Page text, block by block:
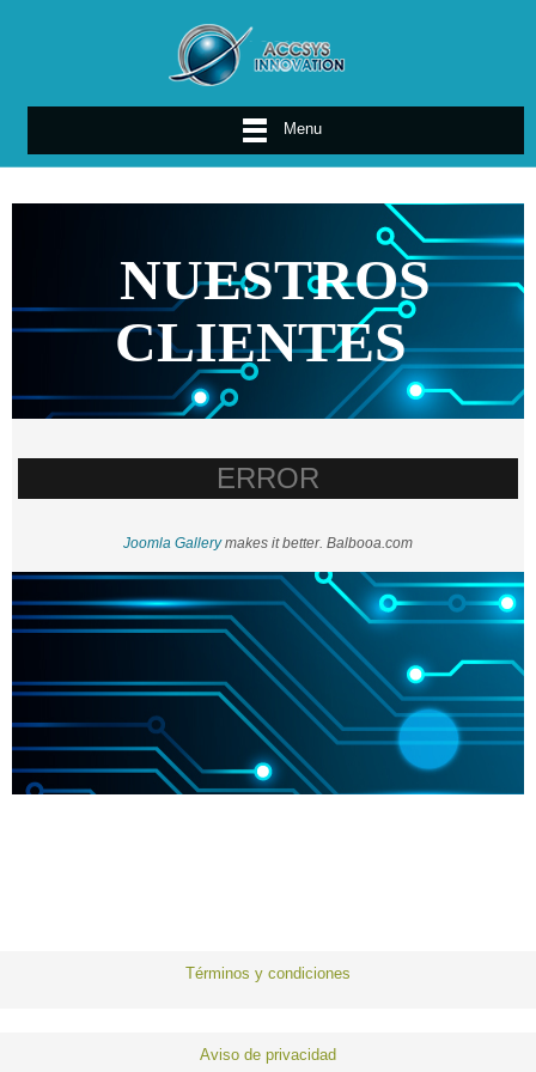
Menu
NUESTROS
CLIENTES
ERROR
Joomla Gallerymakes it better. Balbooa.com
Términos y condiciones
Aviso de privacidad